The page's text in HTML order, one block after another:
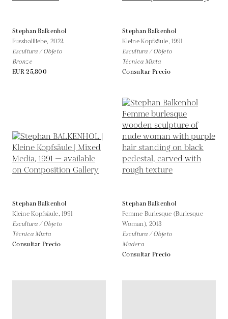
Stephan Balkenhol
Fussballliebe, 2024
Escultura / Objeto
Bronze
EUR 25,800
Stephan Balkenhol
Kleine Kopfsäule, 1991
Escultura / Objeto
Técnica Mixta
Consultar Precio
Stephan Balkenhol
Kleine Kopfsäule, 1991
Escultura / Objeto
Técnica Mixta
Consultar Precio
Stephan Balkenhol
Femme Burlesque (Burlesque
Woman), 2013
Escultura / Objeto
Madera
Consultar Precio